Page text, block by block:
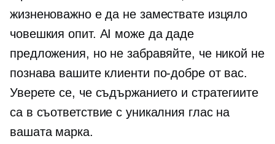
жизненоважно е да не замествате изцяло
човешкия опит. AI може да даде
предложения, но не забравяйте, че никой не
познава вашите клиенти по-добре от вас.
Уверете се, че съдържанието и стратегиите
са в съответствие с уникалния глас на
вашата марка.